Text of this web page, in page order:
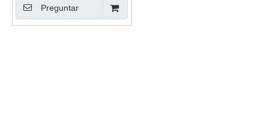
bajo nivel de ruido
Preguntar